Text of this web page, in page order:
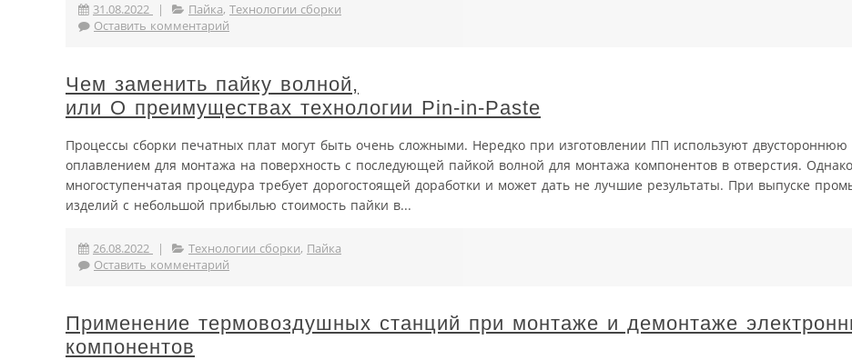
31.08.2022 | Пайка, Технологии сборки
Оставить комментарий
Чем заменить пайку волной,
или О преимуществах технологии Pin-in-Paste
Процессы сборки печатных плат могут быть очень сложными. Нередко при изготовлении ПП используют двустороннюю
оплавлением для монтажа на поверхность с последующей пайкой волной для монтажа компонентов в отверстия.
многоступенчатая процедура требует дорогостоящей доработки и может дать не лучшие результаты. При выпуске
изделий с небольшой прибылью стоимость пайки в...
26.08.2022 Технологии сборки, Пайка
Оставить комментарий
Применение термовоздушных станций при монтаже и демонтаже
компонентов